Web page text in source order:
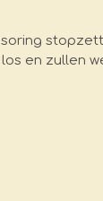
en zullen